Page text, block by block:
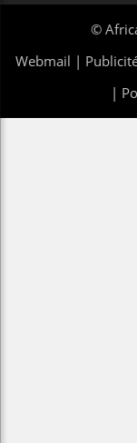
©
Webmail |
|